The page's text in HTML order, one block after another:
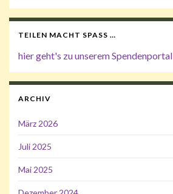
TEILEN MACHT SPASS …
hier geht's zu unserem Spendenportal
ARCHIV
März 2026
Juli 2025
Mai 2025